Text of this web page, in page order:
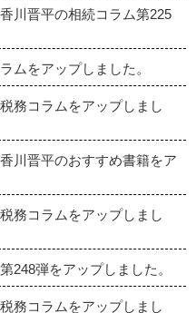
川晋平の相続コラム第225
ムをアップしました。
務コラムをアップしまし
川晋平のおすすめ書籍をア
務コラムをアップしまし
弾をアップしました。
務コラムをアップしまし